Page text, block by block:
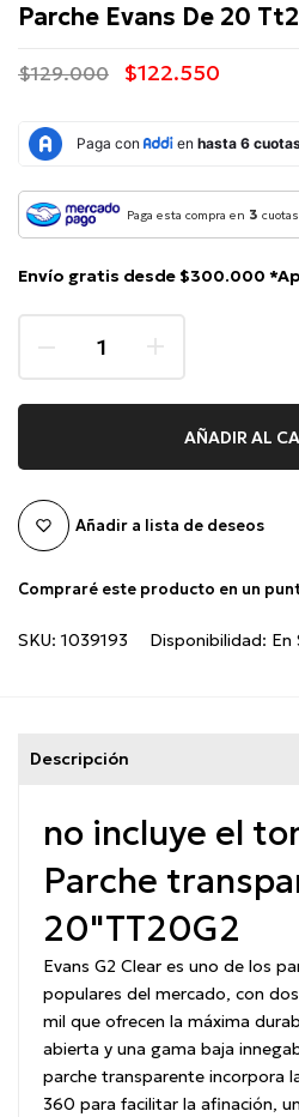
Parche Evans De 20
$129.000 $122.550
Paga esta compra en 3
Envío gratis desde $300.000
AÑADIR AL
Añadir a lista de deseos
Compraré este producto en un
SKU: 1039193 Disponibilidad: En
Descripción
no incluye el
Parche
20"TT20G2
Evans G2 Clear es uno de los
populares del mercado, con
mil que ofrecen la máxima
abierta y una gama baja
parche transparente incorpora
360 para facilitar la afinación,